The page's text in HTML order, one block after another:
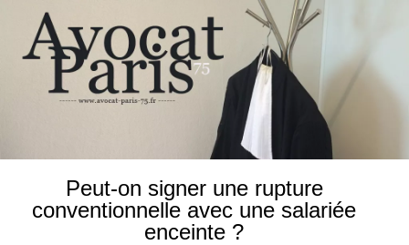
Peut-on signer une rupture
conventionnelle avec une salariée
enceinte ?